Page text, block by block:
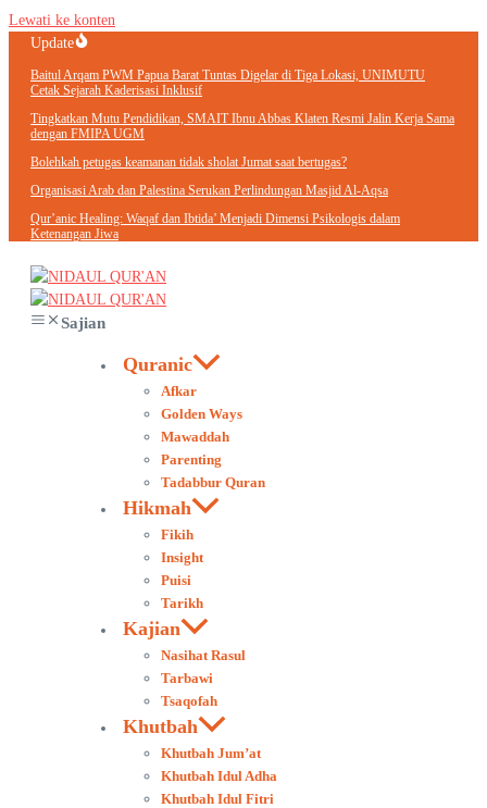
Lewati ke konten
Update
Baitul Arqam PWM Papua Barat Tuntas Digelar di Tiga Lokasi, UNIMUTU
Cetak Sejarah Kaderisasi Inklusif
Tingkatkan Mutu Pendidikan, SMAIT Ibnu Abbas Klaten Resmi Jalin Kerja Sama
dengan FMIPA UGM
Bolehkah petugas keamanan tidak sholat Jumat saat bertugas?
Organisasi Arab dan Palestina Serukan Perlindungan Masjid Al-Aqsa
Qur’anic Healing: Waqaf dan Ibtida’ Menjadi Dimensi Psikologis dalam
Ketenangan Jiwa
Sajian
Quranic
Afkar
Golden Ways
Mawaddah
Parenting
Tadabbur Quran
Hikmah
Fikih
Insight
Puisi
Tarikh
Kajian
Nasihat Rasul
Tarbawi
Tsaqofah
Khutbah
Khutbah Jum’at
Khutbah Idul Adha
Khutbah Idul Fitri